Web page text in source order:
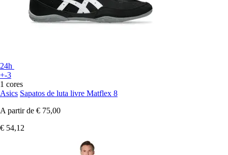
24h
+-3
1 cores
Asics Sapatos de luta livre Matflex 8
A partir de € 75,00
€ 54,12